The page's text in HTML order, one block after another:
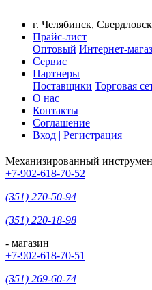
г. Челябинск,
Прайс-лист
Оптовый Интернет-
Сервис
Партнеры
Поставщики Торговая
О нас
Контакты
Соглашение
Вход | Регистрация
Механизированный
+7-902-618-70-52
(351) 270-50-94
(351) 220-18-98
- магазин
+7-902-618-70-51
(351) 269-60-74